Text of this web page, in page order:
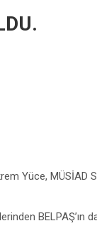
Yüce,
BELPAŞ’ın